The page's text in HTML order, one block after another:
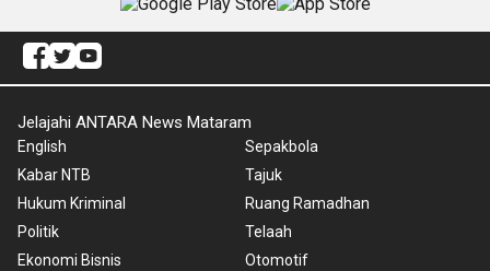
Jelajahi ANTARA News Mataram
English
Kabar NTB
Hukum Kriminal
Politik
Ekonomi Bisnis
Sepakbola
Tajuk
Ruang Ramadhan
Telaah
Otomotif